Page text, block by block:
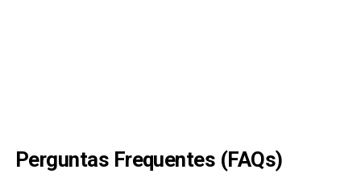
Perguntas Frequentes (FAQs)